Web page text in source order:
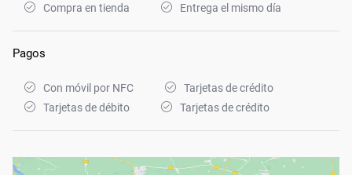
Compra en tienda Entrega el mismo día
Pagos
Con móvil por NFC
Tarjetas de crédito
Tarjetas de débito
Tarjetas de crédito